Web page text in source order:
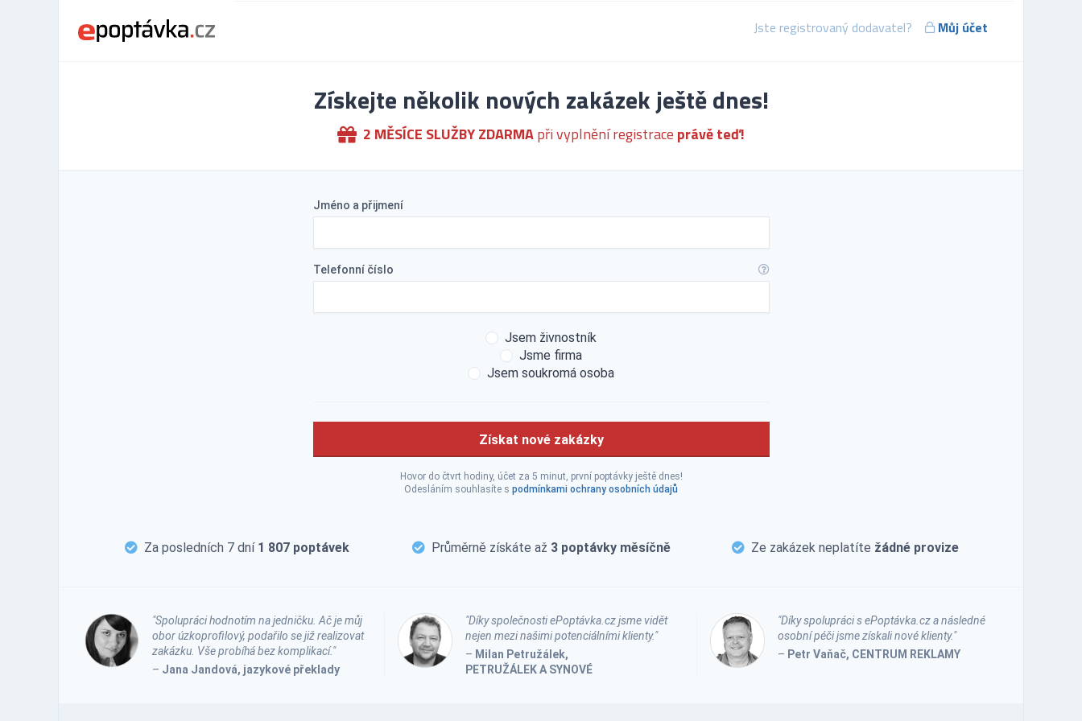
Jste registrovaný dodavatel? Můj účet
Získejte několik nových zakázek ještě dnes!
2 MĚSÍCE SLUŽBY ZDARMApři vyplnění registrace právě teď!
Jméno a přijmení
Telefonní číslo
Jsem živnostník
Jsme firma
Jsem soukromá osoba
Získat nové zakázky
Hovor do čtvrt hodiny, účet za 5 minut, první poptávky ještě dnes!
Odesláním souhlasíte s podmínkami ochrany osobních údajů
Za posledních 7 dní 1 807 poptávek Průměrně získáte až 3 poptávky měsíčně Ze zakázek neplatíte žádné provize
"Spolupráci hodnotím na jedničku. Ač je můj
obor úzkoprofilový, podařilo se již realizovat
zakázku. Vše probíhá bez komplikací."
– Jana Jandová, jazykové překlady
"Díky společnosti ePoptávka.cz jsme vidět
nejen mezi našimi potenciálními klienty."
– Milan Petružálek,
PETRUŽÁLEK A SYNOVÉ
"Díky spolupráci s ePoptávka.cz a následné
osobní péči jsme získali nové klienty."
– Petr Vaňač, CENTRUM REKLAMY